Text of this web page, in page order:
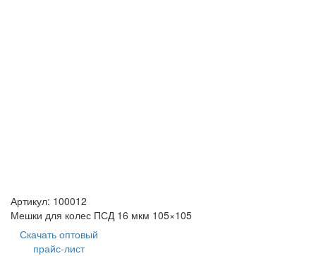
Артикул: 100012
Мешки для колес ПСД 16 мкм 105×105
Скачать оптовый
прайс-лист